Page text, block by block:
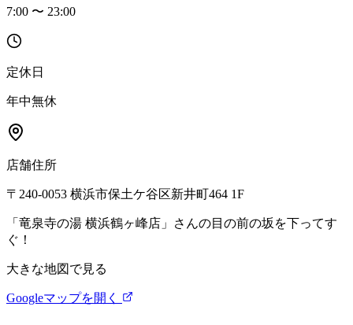
7:00 〜 23:00
定休日
年中無休
店舗住所
〒240-0053 横浜市保土ケ谷区新井町464 1F
「竜泉寺の湯 横浜鶴ヶ峰店」さんの目の前の坂を下ってす
ぐ！
大きな地図で見る
Googleマップを開く